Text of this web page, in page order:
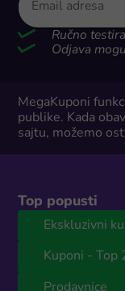
Ručno
Odjava
MegaKuponi
publike. Kada
sajtu, možemo
Top popusti
Ekskluzivni
Kuponi - Top
Prodavnice